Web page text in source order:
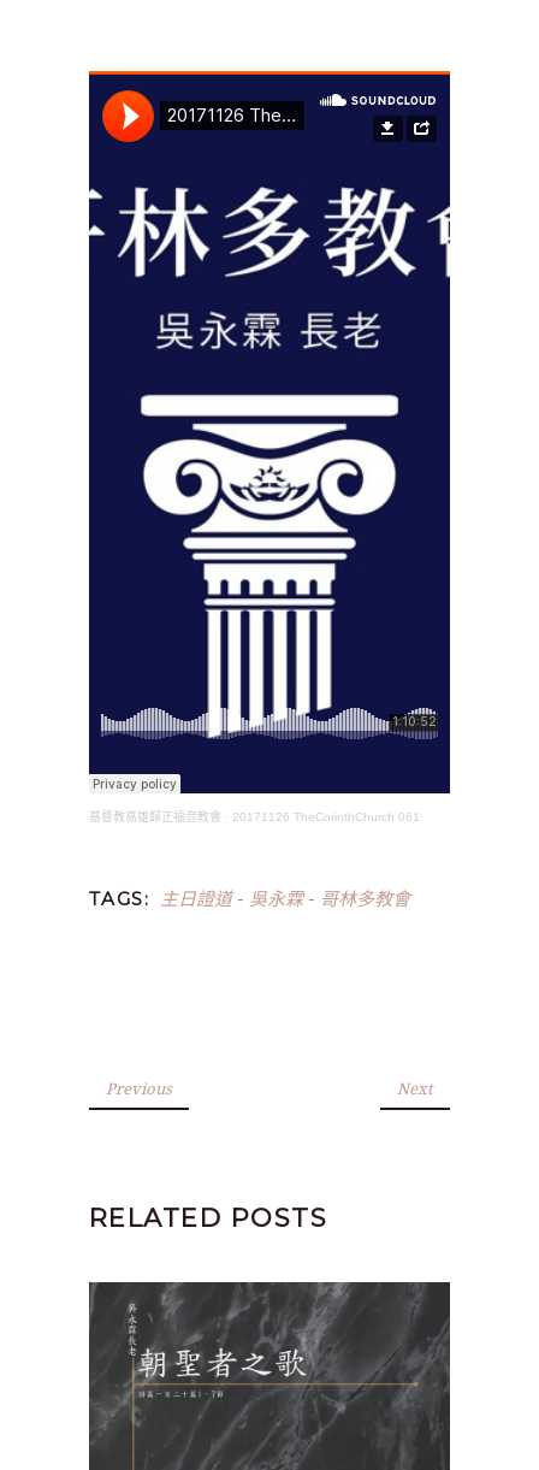
基督教高雄歸正福音教會 · 20171126 TheCorinthChurch 061
TAGS: 主日證道- 吳永霖- 哥林多教會
Previous Next
RELATED POSTS